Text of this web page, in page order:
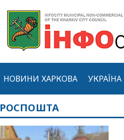
НОВИНИ ХАРКОВА УКРАЇНА
РОСПОШТА